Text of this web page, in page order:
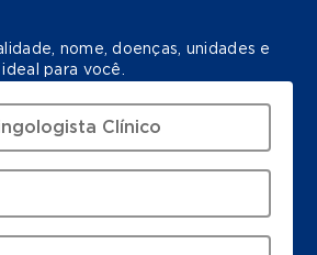
nome, doenças, unidades e
para você.